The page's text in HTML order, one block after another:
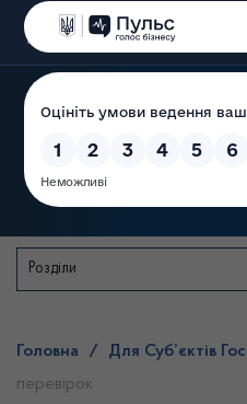
Розділи
Головна / Для Суб’єктів
перевірок